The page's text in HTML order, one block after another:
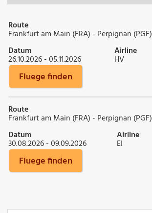
Route
Frankfurt am Main (FRA) - Perpignan (PGF)
Datum
26.10.2026 - 05.11.2026
Airline
HV
Fluege finden
Route
Frankfurt am Main (FRA) - Perpignan (PGF)
Datum
30.08.2026 - 09.09.2026
Airline
EI
Fluege finden